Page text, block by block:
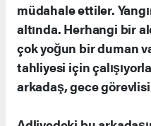
müdahale ettiler.
altında. Herhangi bir
çok yoğun bir duman
tahliyesi için
arkadaş, gece